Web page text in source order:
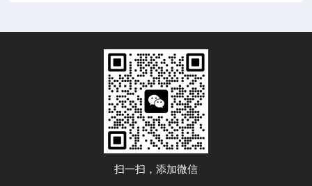
扫一扫，添加微信